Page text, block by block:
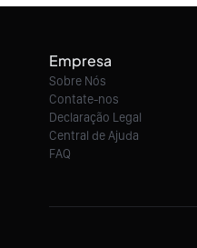
Empresa
Sobre Nós
Contate-nos
Declaração Legal
Central de Ajuda
FAQ